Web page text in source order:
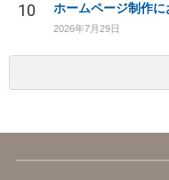
10
2026年7月29日